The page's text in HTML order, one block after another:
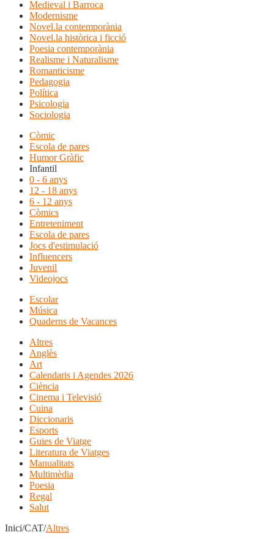
Medieval i Barroca
Modernisme
Novel.la contemporània
Novel.la històrica i ficció
Poesia contemporània
Realisme i Naturalisme
Romanticisme
Pedagogia
Política
Psicologia
Sociologia
Còmic
Escola de pares
Humor Gràfic
Infantil
0 - 6 anys
12 - 18 anys
6 - 12 anys
Còmics
Entreteniment
Escola de pares
Jocs d'estimulació
Influencers
Juvenil
Videojocs
Escolar
Música
Quaderns de Vacances
Altres
Anglès
Art
Calendaris i Agendes 2026
Ciència
Cinema i Televisió
Cuina
Diccionaris
Esports
Guies de Viatge
Literatura de Viatges
Manualitats
Multimèdia
Poesia
Regal
Salut
Inici/CAT/Altres